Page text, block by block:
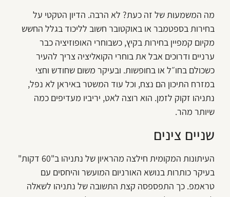
מה המשמעות של זה כעת? לא הרבה. הדיון הטקטי על
בחירות בספטמבר או באוקטובר חשוב לליכוד בגלל החשש
מקיום קמפיין בחירות בקיץ, כשבוחרי האופוזיציה כבר
ערניים ודרוכים אבל את בוחרי הקואליציה צריך להעיר
כשכולם בחו״ל או בחופשות. ובעיקר משום שחודש וחצי
במזרח התיכון הם נצח, וכל עוד המשטר באיראן לא נפל,
נתניהו זקוק לזמן. הוא רוצה לאט, יריביו מעדיפים כמה
שיותר מהר.
שניים צינים
העיתונות המקומית חילצה מהראיון של נתניהו ב"60 דקות"
בעיקר כותרות בנושא האורניום המועשר והיחסים עם
טראמפ. כך התפספסה קצת התשובה של נתניהו לשאלה